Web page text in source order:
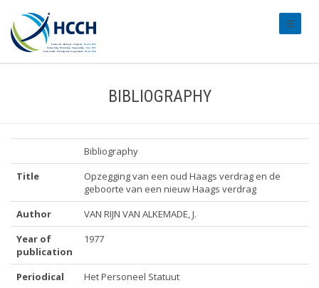
BIBLIOGRAPHY
Bibliography
Title
Opzegging van een oud Haags verdrag en de
geboorte van een nieuw Haags verdrag
Author
VAN RIJN VAN ALKEMADE, J.
Year of
publication
1977
Periodical
Het Personeel Statuut